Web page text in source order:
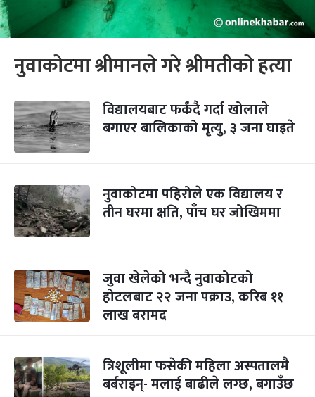
नुवाकोटमा श्रीमानले गरे श्रीमतीको हत्या
विद्यालयबाट फर्कंदै गर्दा खोलाले
बगाएर बालिकाको मृत्यु, ३ जना घाइते
नुवाकोटमा पहिरोले एक विद्यालय र
तीन घरमा क्षति, पाँच घर जोखिममा
जुवा खेलेको भन्दै नुवाकोटको
होटलबाट २२ जना पक्राउ, करिब ११
लाख बरामद
त्रिशूलीमा फसेकी महिला अस्पतालमै
बर्बराइन्- मलाई बाढीले लग्छ, बगाउँछ